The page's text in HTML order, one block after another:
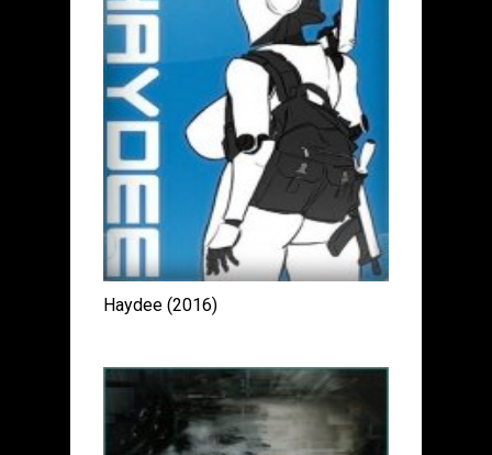
Haydee (2016)